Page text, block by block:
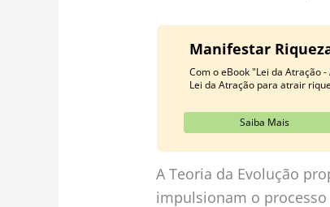
Manifestar
Com o eBook "Lei da Atração
Lei da Atração para atrair
Saiba Mais
A Teoria da Evolução
impulsionam o